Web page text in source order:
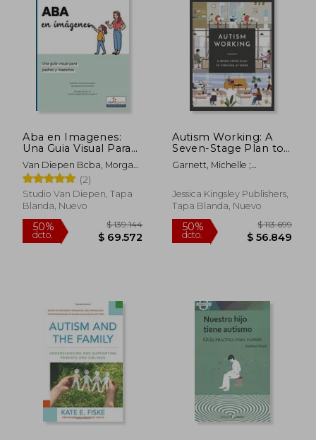
dcto. $ 8.334
6%
dcto.
Aba en Imagenes:
Una Guia Visual Para
Padres y Maestros
Van Diepen Bcba, Morgan
; Van Diepen, Boudewijn ;
Virues-Ortega, Javier
(2)
Studio Van Diepen, Tapa
Blanda, Nuevo
Autism Working: A
Seven-Stage Plan to
Thriving at Work (en
Inglés)
Garnett, Michelle ;
Jessica Kingsley Publishers,
Tapa Blanda, Nuevo